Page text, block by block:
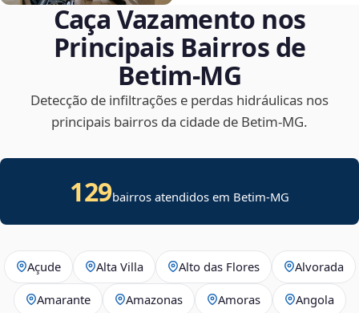
Caça Vazamento nos
Principais Bairros de
Betim‑MG
Detecção de infiltrações e perdas hidráulicas nos
principais bairros da cidade de Betim‑MG.
129bairros atendidos em Betim-MG
Açude Alta Villa Alto das Flores Alvorada
Amarante Amazonas Amoras Angola